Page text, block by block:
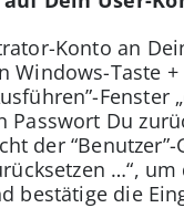
Konto an
Windows-Taste +
Fenster
Passwort Du
der
…“,
bestätige die